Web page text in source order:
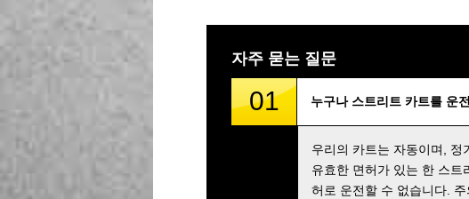
자주 묻는 질문
01 누구나 스트리트 카트를 운
우리의 카트는 자동이며, 정
유효한 면허가 있는 한 스트
허로 운전할 수 없습니다.